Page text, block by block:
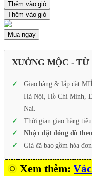
Thêm vào giỏ
Thêm vào giỏ
Mua ngay
XƯỞNG MỘC - TỪ
Giao hàng & lắp đặt
Hà Nội, Hồ Chí Minh,
Nai.
Thời gian giao hàng
Nhận đặt đóng đồ
Giá đã bao gồm hóa
Xem thêm: